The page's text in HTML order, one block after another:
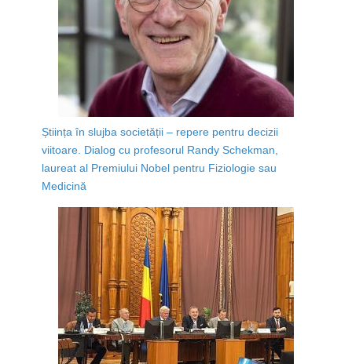
Știința în slujba societății – repere pentru decizii
viitoare. Dialog cu profesorul Randy Schekman,
laureat al Premiului Nobel pentru Fiziologie sau
Medicină